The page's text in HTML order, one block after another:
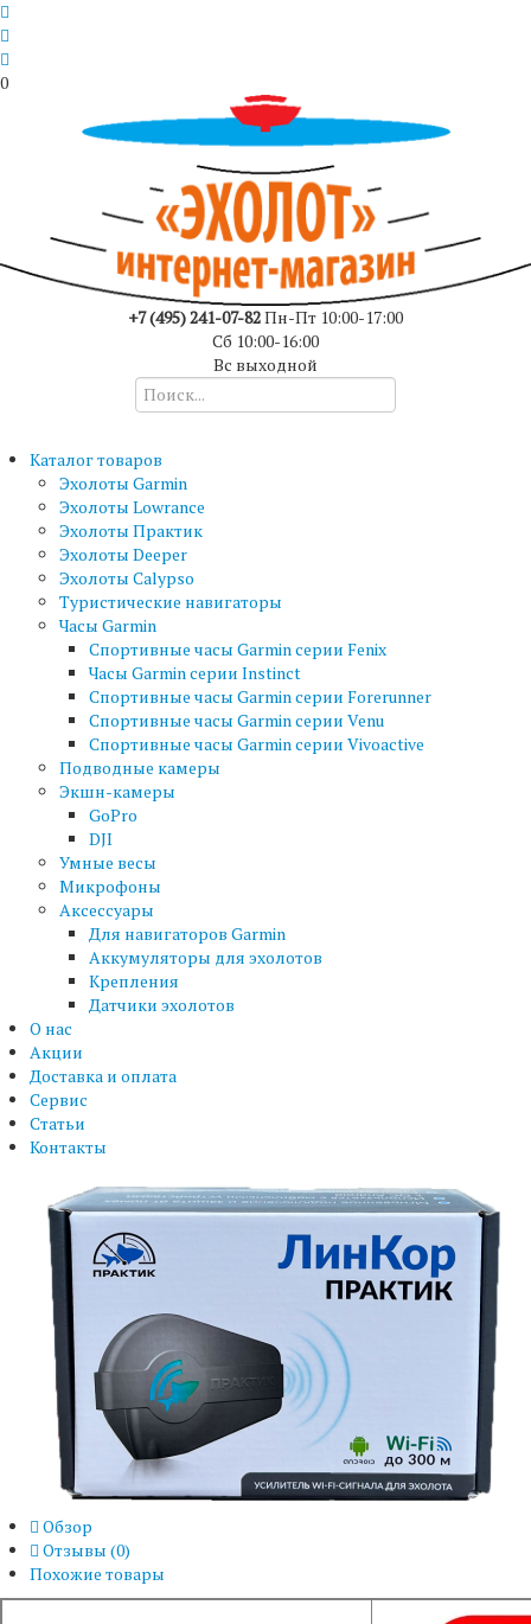
0
+7 (495) 241-07-82Пн-Пт 10:00-17:00
Сб 10:00-16:00
Вс выходной
Каталог товаров
Эхолоты Garmin
Эхолоты Lowrance
Эхолоты Практик
Эхолоты Deeper
Эхолоты Calypso
Туристические навигаторы
Часы Garmin
Спортивные часы Garmin серии Fenix
Часы Garmin серии Instinct
Спортивные часы Garmin серии Forerunner
Спортивные часы Garmin серии Venu
Спортивные часы Garmin серии Vivoactive
Подводные камеры
Экшн-камеры
GoPro
DJI
Умные весы
Микрофоны
Аксессуары
Для навигаторов Garmin
Аккумуляторы для эхолотов
Крепления
Датчики эхолотов
О нас
Акции
Доставка и оплата
Сервис
Статьи
Контакты
Обзор
Отзывы (0)
Похожие товары